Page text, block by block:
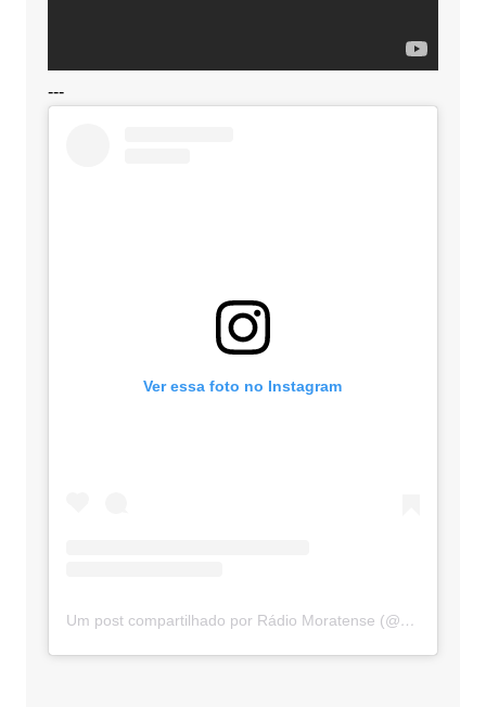
---
Ver essa foto no Instagram
Um post compartilhado por Rádio Moratense (@radio_moratense)